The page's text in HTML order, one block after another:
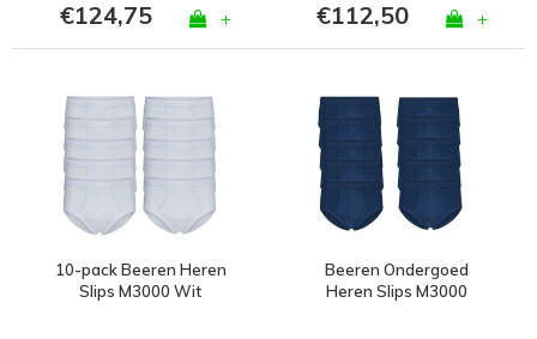
€124,75 + €112,50 +
10-pack Beeren Heren
Slips M3000 Wit
Beeren Ondergoed
Heren Slips M3000